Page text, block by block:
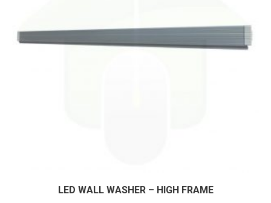
LED WALL WASHER – HIGH FRAME